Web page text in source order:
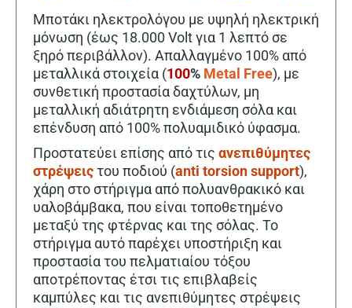
Μποτάκι ηλεκτρολόγου με υψηλή ηλεκτρική
μόνωση (έως 18.000 Volt για 1 λεπτό σε
ξηρό περιβάλλον). Απαλλαγμένο 100% από
μεταλλικά στοιχεία (100% Metal Free), με
συνθετική προστασία δαχτύλων, μη
μεταλλική αδιάτρητη ενδιάμεση σόλα και
επένδυση από 100% πολυαμιδικό ύφασμα.
Προστατεύει επίσης από τις ανεπιθύμητες
στρέψειςτου ποδιού (anti torsion support),
χάρη στο στήριγμα από πολυανθρακικό και
υαλοβάμβακα, που είναι τοποθετημένο
μεταξύ της φτέρνας και της σόλας. Το
στήριγμα αυτό παρέχει υποστήριξη και
προστασία του πελματιαίου τόξου
αποτρέποντας έτσι τις επιβλαβείς
καμπύλες και τις ανεπιθύμητες στρέψεις